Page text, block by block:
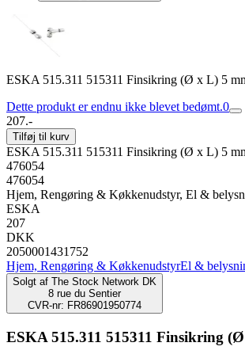
ESKA 515.311 515311 Finsikring (Ø x L) 5
Dette produkt er endnu ikke blevet bedømt.0
207.-
Tilføj til kurv
ESKA 515.311 515311 Finsikring (Ø x L) 5
476054
476054
Hjem, Rengøring & Køkkenudstyr, El &
ESKA
207
DKK
2050001431752
Hjem, Rengøring & KøkkenudstyrEl &
Solgt af The Stock Network DK
8 rue du Sentier
CVR-nr: FR86901950774
ESKA 515.311 515311 Finsikring